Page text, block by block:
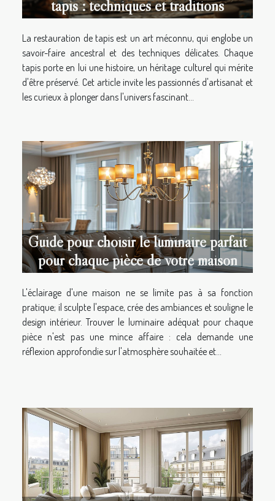
tapis : techniques et traditions
La restauration de tapis est un art méconnu, qui englobe un
savoir-faire ancestral et des techniques délicates. Chaque
tapis porte en lui une histoire, un héritage culturel qui mérite
d'être préservé. Cet article invite les passionnés d'artisanat et
les curieux à plonger dans l'univers fascinant...
Guide pour choisir le luminaire parfait
pour chaque pièce de votre maison
L'éclairage d'une maison ne se limite pas à sa fonction
pratique; il sculpte l'espace, crée des ambiances et souligne le
design intérieur. Trouver le luminaire adéquat pour chaque
pièce n'est pas une mince affaire : cela demande une
réflexion approfondie sur l'atmosphère souhaitée et...